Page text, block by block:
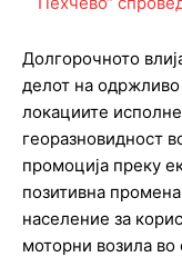
Долгорочното
делот на
локациите
георазновидност
промоција преку
позитивна
население за
моторни возила